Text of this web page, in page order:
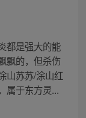
都是强大的能
飘的，但杀伤
山苏苏/涂山红
属于东方灵...